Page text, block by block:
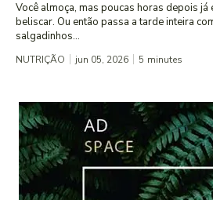
Você almoça, mas poucas horas depois
beliscar. Ou então passa a tarde inteira
salgadinhos...
NUTRIÇÃO jun 05, 2026 5 minutes